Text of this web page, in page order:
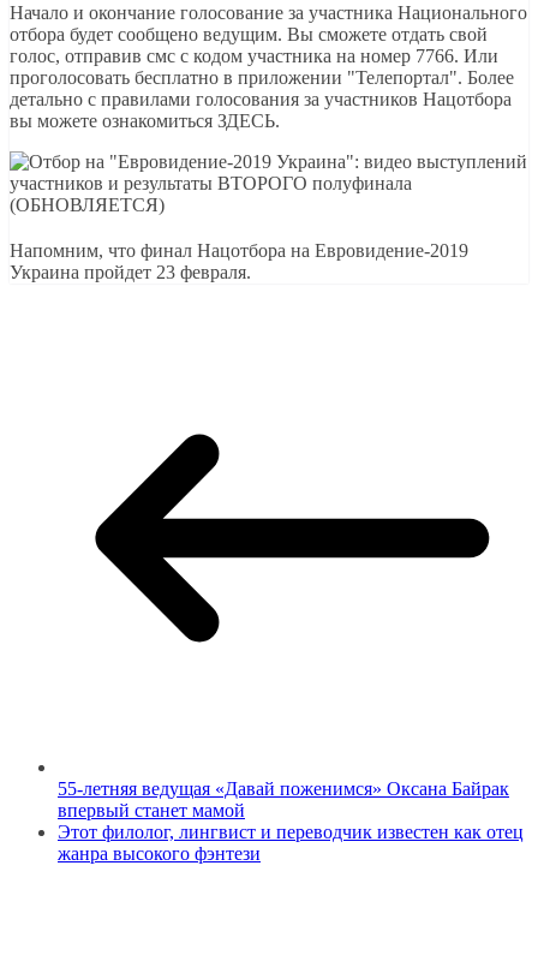
Начало и окончание голосование за участника Национального
отбора будет сообщено ведущим. Вы сможете отдать свой
голос, отправив смс с кодом участника на номер 7766. Или
проголосовать бесплатно в приложении "Телепортал". Более
детально с правилами голосования за участников Нацотбора
вы можете ознакомиться ЗДЕСЬ.
Напомним, что финал Нацотбора на Евровидение-2019
Украина пройдет 23 февраля.
55-летняя ведущая «Давай поженимся» Оксана Байрак
впервый станет мамой
Этот филолог, лингвист и переводчик известен как отец
жанра высокого фэнтези